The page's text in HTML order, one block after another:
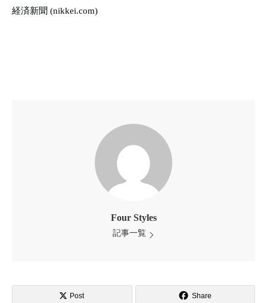
経済新聞 (nikkei.com)
Four Styles
記事一覧
Post Share